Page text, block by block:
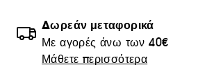
Δωρεάν μεταφορικά
Με αγορές άνω των 40€
Μάθετε περισσότερα